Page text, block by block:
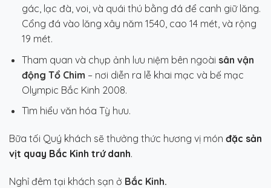
gác, lạc đà, voi, và quái thú bằng đá để canh giữ lăng.
Cổng đá vào lăng xây năm 1540, cao 14 mét, và rộng
19 mét.
Tham quan và chụp ảnh lưu niệm bên ngoài sân vận
động Tổ Chim – nơi diễn ra lễ khai mạc và bế mạc
Olympic Bắc Kinh 2008.
Tìm hiểu văn hóa Tỳ hưu.
Bữa tối Quý khách sẽ thưởng thức hương vị món đặc sản
vịt quay Bắc Kinh trứ danh.
Nghỉ đêm tại khách sạn ở Bắc Kinh.